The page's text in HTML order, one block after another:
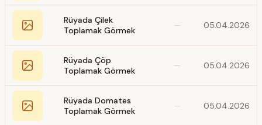
Rüyada Çilek
Toplamak Görmek
— 05.04.2026
Rüyada Çöp
Toplamak Görmek
— 05.04.2026
Rüyada Domates
Toplamak Görmek
— 05.04.2026